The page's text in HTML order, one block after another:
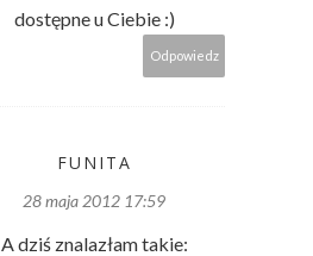
dostępne u Ciebie :)
Odpowiedz
FUNITA
28 maja 2012 17:59
A dziś znalazłam takie: